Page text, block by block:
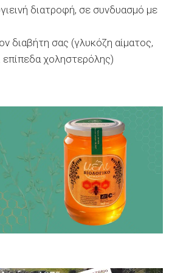
διατροφή, σε συνδυασμό με
διαβήτη σας (γλυκόζη αίματος,
επίπεδα χοληστερόλης)